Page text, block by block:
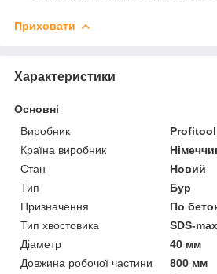
Приховати
Характеристики
Основні
Виробник
Profitool
Країна виробник
Стан
Новий
Тип
Бур
Призначення
По
Тип хвостовика
SDS-max
Діаметр
40 мм
Довжина робочої частини
800 мм